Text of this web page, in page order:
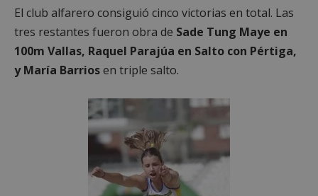
El club alfarero consiguió cinco victorias en total. Las
tres restantes fueron obra de Sade Tung Maye en
100m Vallas, Raquel Parajúa en Salto con Pértiga,
y María Barriosen triple salto.